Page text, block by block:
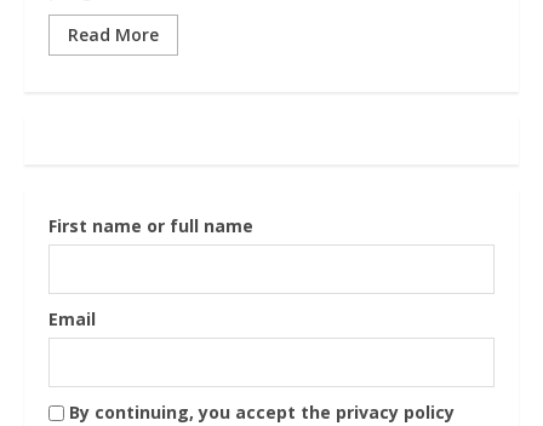
Read More
First name or full name
Email
By continuing, you accept the privacy policy